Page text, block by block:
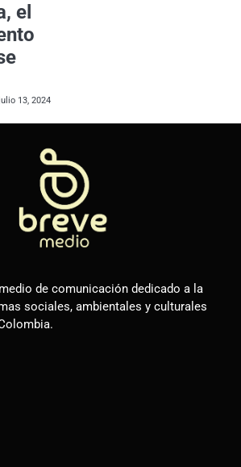
el
13, 2024
de comunicación dedicado a la
sociales, ambientales y culturales